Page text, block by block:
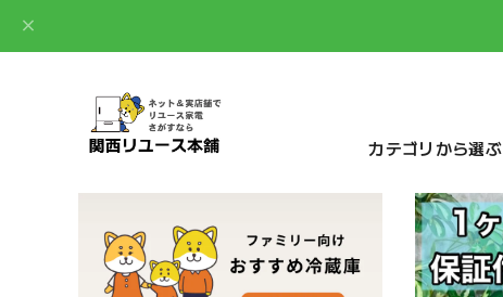
カテゴリから選ぶ